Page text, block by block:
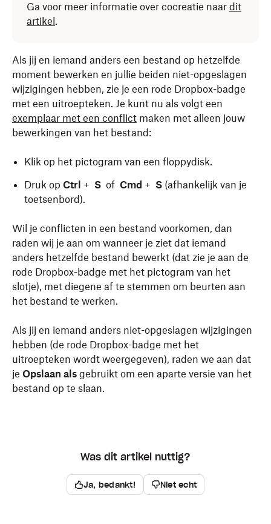
Ga voor meer informatie over cocreatie naar dit
artikel .
Als jij en iemand anders een bestand op hetzelfde
moment bewerken en jullie beiden niet-opgeslagen
wijzigingen hebben, zie je een rode Dropbox-badge
met een uitroepteken. Je kunt nu als volgt een
exemplaar met een conflict maken met alleen jouw
bewerkingen van het bestand:
Klik op het pictogram van een floppydisk.
Druk op Ctrl + S of Cmd + S (afhankelijk van je
toetsenbord).
Wil je conflicten in een bestand voorkomen, dan
raden wij je aan om wanneer je ziet dat iemand
anders hetzelfde bestand bewerkt (dat zie je aan de
rode Dropbox-badge met het pictogram van het
slotje), met diegene af te stemmen om beurten aan
het bestand te werken.
Als jij en iemand anders niet-opgeslagen wijzigingen
hebben (de rode Dropbox-badge met het
uitroepteken wordt weergegeven), raden we aan dat
je Opslaan als gebruikt om een aparte versie van het
bestand op te slaan.
Was dit artikel nuttig?
Ja, bedankt! Niet echt